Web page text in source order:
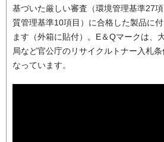
基づいた厳しい審査（環境管理基準27
質管理基準10項目）に合格した製品に
ます（外箱に貼付）。E＆Qマークは、
局など官公庁のリサイクルトナー入札条
なっています。